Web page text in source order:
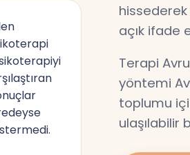
açık ifade
Terapi
yöntemi
toplumu
ulaşılabilir